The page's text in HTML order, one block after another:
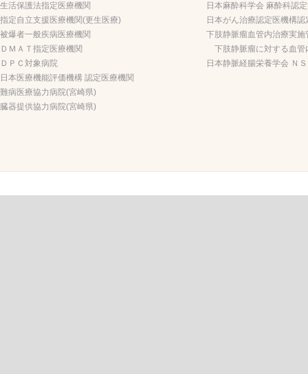
生活保護法指定医療機関
指定自立支援医療機関(更生医療)
被爆者一般疾病医療機関
ＤＭＡＴ指定医療機関
ＤＰＣ対象病院
日本医療機能評価機構 認定医療機関
難病医療協力病院(宮崎県)
臓器提供協力病院(宮崎県)
日本麻酔科学会 麻酔科認
日本がん治療認定医機構
下肢静脈瘤血管内治療実施
下肢静脈瘤に対する血管
日本静脈経腸栄養学会 Ｎ